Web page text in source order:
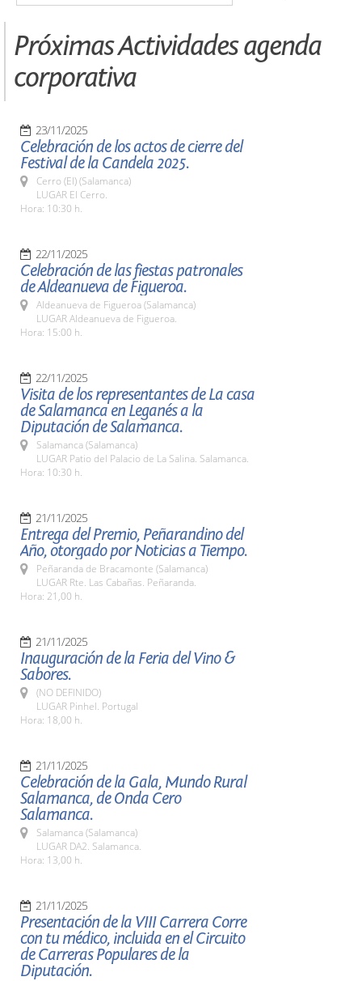
Próximas Actividades agenda
corporativa
23/11/2025
Celebración de los actos de cierre del
Festival de la Candela 2025.
Cerro (El) (Salamanca)
LUGAR El Cerro.
Hora: 10:30 h.
22/11/2025
Celebración de las fiestas patronales
de Aldeanueva de Figueroa.
Aldeanueva de Figueroa (Salamanca)
LUGAR Aldeanueva de Figueroa.
Hora: 15:00 h.
22/11/2025
Visita de los representantes de La casa
de Salamanca en Leganés a la
Diputación de Salamanca.
Salamanca (Salamanca)
LUGAR Patio del Palacio de La Salina. Salamanca.
Hora: 10:30 h.
21/11/2025
Entrega del Premio, Peñarandino del
Año, otorgado por Noticias a Tiempo.
Peñaranda de Bracamonte (Salamanca)
LUGAR Rte. Las Cabañas. Peñaranda.
Hora: 21,00 h.
21/11/2025
Inauguración de la Feria del Vino &
Sabores.
(NO DEFINIDO)
LUGAR Pinhel. Portugal
Hora: 18,00 h.
21/11/2025
Celebración de la Gala, Mundo Rural
Salamanca, de Onda Cero
Salamanca.
Salamanca (Salamanca)
LUGAR DA2. Salamanca.
Hora: 13,00 h.
21/11/2025
Presentación de la VIII Carrera Corre
con tu médico, incluida en el Circuito
de Carreras Populares de la
Diputación.